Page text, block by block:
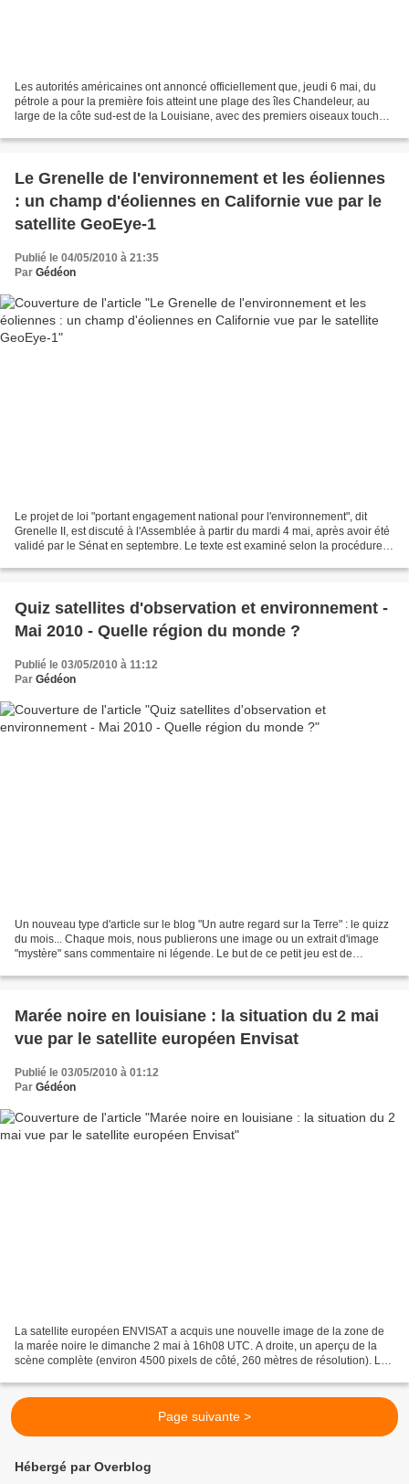
Les autorités américaines ont annoncé officiellement que, jeudi 6 mai, du
pétrole a pour la première fois atteint une plage des îles Chandeleur, au
large de la côte sud-est de la Louisiane, avec des premiers oiseaux touchés.
Le Grenelle de l'environnement et les éoliennes
: un champ d'éoliennes en Californie vue par le
satellite GeoEye-1
Publié le 04/05/2010 à 21:35
Par Gédéon
Le projet de loi "portant engagement national pour l'environnement", dit
Grenelle II, est discuté à l'Assemblée à partir du mardi 4 mai, après avoir été
validé par le Sénat en septembre. Le texte est examiné selon la procédure
Quiz satellites d'observation et environnement -
Mai 2010 - Quelle région du monde ?
Publié le 03/05/2010 à 11:12
Par Gédéon
Un nouveau type d'article sur le blog "Un autre regard sur la Terre" : le quizz
du mois... Chaque mois, nous publierons une image ou un extrait d'image
"mystère" sans commentaire ni légende. Le but de ce petit jeu est de
Marée noire en louisiane : la situation du 2 mai
vue par le satellite européen Envisat
Publié le 03/05/2010 à 01:12
Par Gédéon
La satellite européen ENVISAT a acquis une nouvelle image de la zone de
la marée noire le dimanche 2 mai à 16h08 UTC. A droite, un aperçu de la
scène complète (environ 4500 pixels de côté, 260 mètres de résolution). La
Page suivante >
Hébergé par Overblog